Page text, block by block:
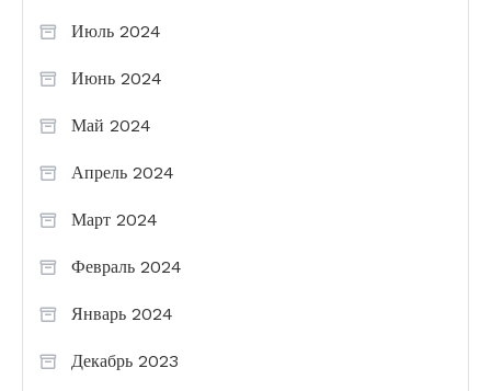
Июль 2024
Июнь 2024
Май 2024
Апрель 2024
Март 2024
Февраль 2024
Январь 2024
Декабрь 2023